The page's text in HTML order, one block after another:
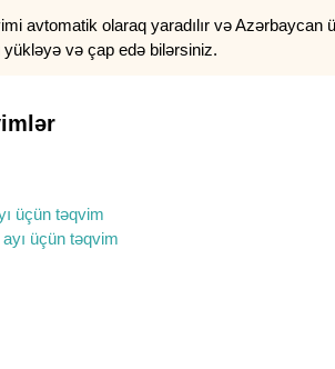
avtomatik olaraq yaradılır və
və çap edə bilərsiniz.
üçün təqvim
üçün təqvim